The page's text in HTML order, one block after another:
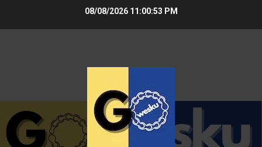
08/08/2026 11:00:54 PM